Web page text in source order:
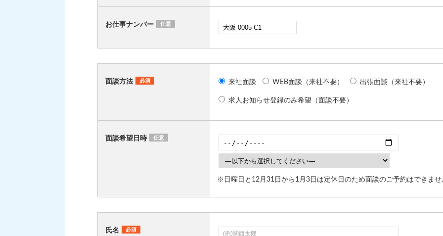
お仕事ナンバー 任意
面談方法 必須 来社面談 WEB面談（来社不要） 出張面談（来社不要）
求人お知らせ登録のみ希望（面談不要）
面談希望日時 任意
※日曜日と12月31日から1月3日は定休日のため面談のご予約はできませ
氏名 必須